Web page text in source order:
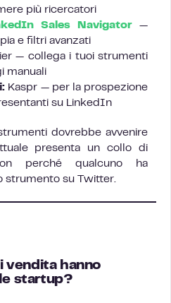
più ricercatori
Sales Navigator—
e filtri avanzati
— collega i tuoi strumenti
manuali
Kaspr — per la prospezione
su LinkedIn
dovrebbe avvenire
presenta un collo di
perché qualcuno ha
strumento su Twitter.
vendita hanno
startup?